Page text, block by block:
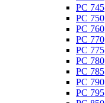
PC 745
PC 750
PC 760
PC 770
PC 775
PC 780
PC 785
PC 790
PC 795